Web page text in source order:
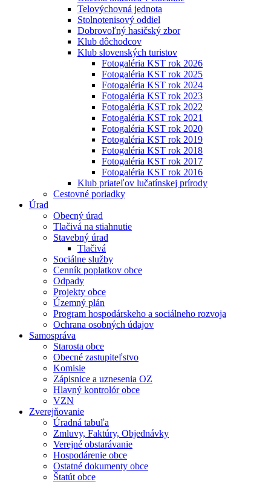
Telovýchovná jednota
Stolnotenisový oddiel
Dobrovoľný hasičský zbor
Klub dôchodcov
Klub slovenských turistov
Fotogaléria KST rok 2026
Fotogaléria KST rok 2025
Fotogaléria KST rok 2024
Fotogaléria KST rok 2023
Fotogaléria KST rok 2022
Fotogaléria KST rok 2021
Fotogaléria KST rok 2020
Fotogaléria KST rok 2019
Fotogaléria KST rok 2018
Fotogaléria KST rok 2017
Fotogaléria KST rok 2016
Klub priateľov lučatínskej prírody
Cestovné poriadky
Úrad
Obecný úrad
Tlačivá na stiahnutie
Stavebný úrad
Tlačivá
Sociálne služby
Cenník poplatkov obce
Odpady
Projekty obce
Územný plán
Program hospodárskeho a sociálneho rozvoja
Ochrana osobných údajov
Samospráva
Starosta obce
Obecné zastupiteľstvo
Komisie
Zápisnice a uznesenia OZ
Hlavný kontrolór obce
VZN
Zverejňovanie
Úradná tabuľa
Zmluvy, Faktúry, Objednávky
Verejné obstarávanie
Hospodárenie obce
Ostatné dokumenty obce
Štatút obce